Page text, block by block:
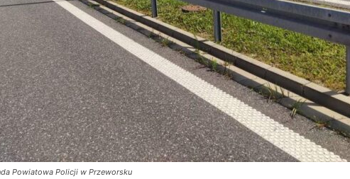
Powiatowa Policji w Przeworsku